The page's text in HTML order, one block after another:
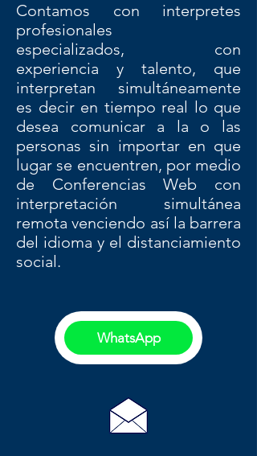
Contamos con interpretes
profesionales
especializados, con
experiencia y talento, que
interpretan simultáneamente
es decir en tiempo real lo que
desea comunicar a la o las
personas sin importar en que
lugar se encuentren, por medio
de Conferencias Web con
interpretación simultánea
remota venciendo así la barrera
del idioma y el distanciamiento
social.
WhatsApp